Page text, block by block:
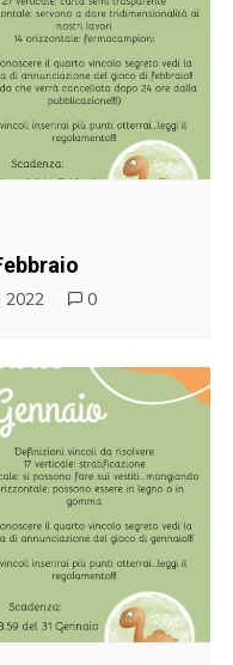
2022 0